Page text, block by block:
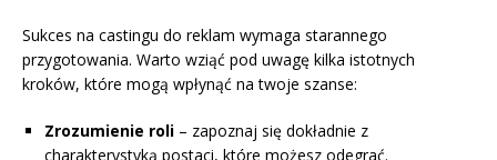
Sukces na castingu do reklam wymaga starannego
przygotowania. Warto wziąć pod uwagę kilka istotnych
kroków, które mogą wpłynąć na twoje szanse:
Zrozumienie roli – zapoznaj się dokładnie z
charakterystyką postaci, które możesz odegrać.